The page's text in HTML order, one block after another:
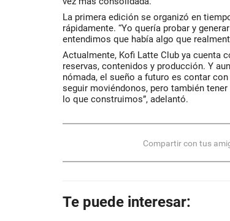
La primera edición se organizó en
rápidamente. “Yo quería probar y
entendimos que había algo que
Actualmente, Kofi Latte Club ya cuenta
reservas, contenidos y producción. Y
nómada, el sueño a futuro es contar
seguir moviéndonos, pero también
lo que construimos”, adelantó.
Compartir con tus
Te puede interesar: